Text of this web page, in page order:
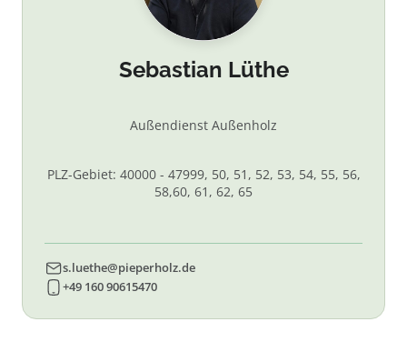
Sebastian Lüthe
Außendienst Außenholz
PLZ-Gebiet: 40000 - 47999, 50, 51, 52, 53, 54, 55, 56,
58,60, 61, 62, 65
s.luethe@pieperholz.de
+49 160 90615470